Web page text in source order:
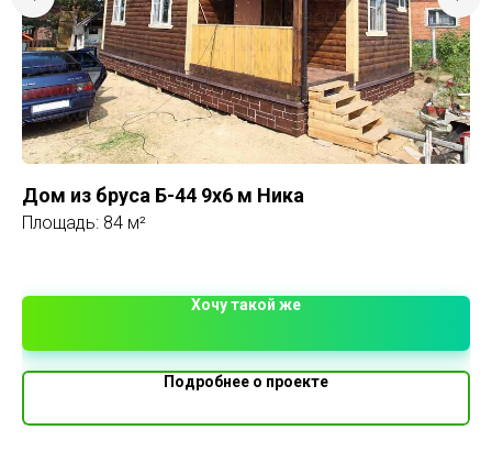
Дом из бруса Б-44 9х6 м Ника
Площадь: 84 м²
Хочу такой же
Подробнее о проекте